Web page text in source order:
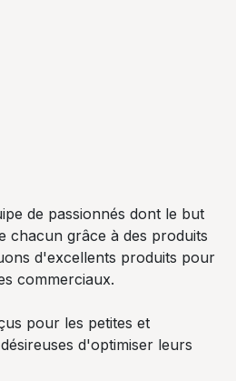
de passionnés dont le but
chacun grâce à des produits
d'excellents produits pour
commerciaux.
pour les petites et
d'optimiser leurs